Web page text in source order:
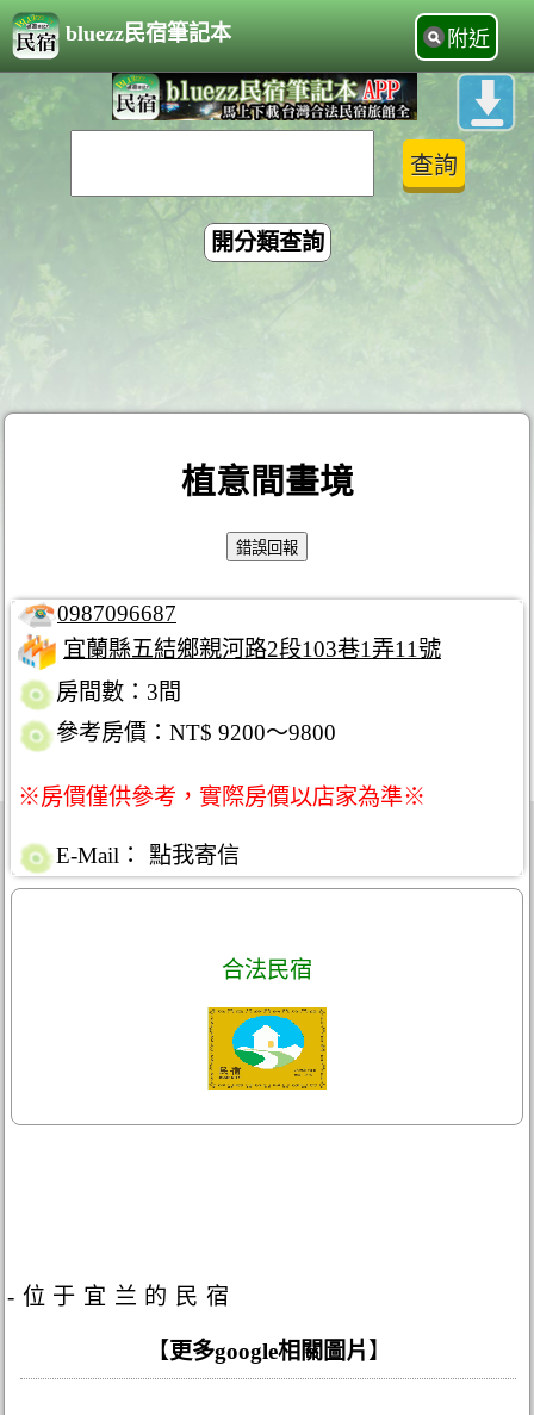
bluezz民宿筆記本 附近
開分類查詢
植意間畫境
0987096687
宜蘭縣五結鄉親河路2段103巷1弄11號
房間數：3間
參考房價：NT$ 9200～9800
※房價僅供參考，實際房價以店家為準※
E-Mail： 點我寄信
合法民宿
-位于宜兰的民宿
【 更多google相關圖片 】